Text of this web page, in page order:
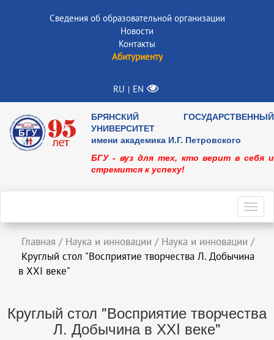
Сведения об образовательной организации
Новости
Контакты
Абитуриенту
RU | EN
БРЯНСКИЙ ГОСУДАРСТВЕННЫЙ
УНИВЕРСИТЕТ
имени академика И.Г. Петровского
БГУ - вуз для тех, кто верит в себя и
стремится к успеху!
Главная / Наука и инновации / Наука и инновации /
Круглый стол "Восприятие творчества Л. Добычина
в ХХI веке"
Круглый стол "Восприятие творчества
Л. Добычина в ХХI веке"